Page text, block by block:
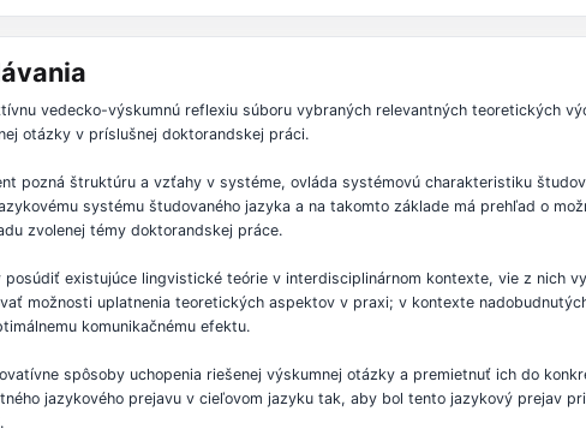
vedecko-výskumnú reflexiu súboru vybraných relevantných teoretických
otázky v príslušnej doktorandskej práci.
pozná štruktúru a vzťahy v systéme, ovláda systémovú charakteristiku
systému študovaného jazyka a na takomto základe má prehľad o
zvolenej témy doktorandskej práce.
existujúce lingvistické teórie v interdisciplinárnom kontexte, vie z nich
možnosti uplatnenia teoretických aspektov v praxi; v kontexte
komunikačnému efektu.
spôsoby uchopenia riešenej výskumnej otázky a premietnuť ich do
jazykového prejavu v cieľovom jazyku tak, aby bol tento jazykový prejav